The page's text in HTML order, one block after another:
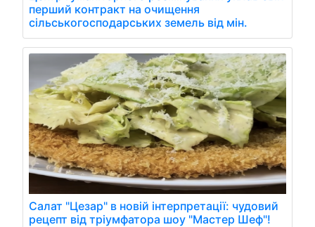
перший контракт на очищення
сільськогосподарських земель від мін.
Салат "Цезар" в новій інтерпретації: чудовий
рецепт від тріумфатора шоу "Мастер Шеф"!